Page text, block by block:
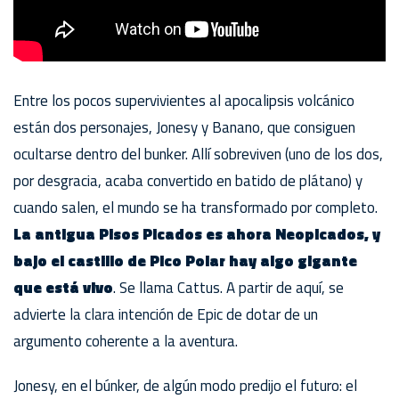
Entre los pocos supervivientes al apocalipsis volcánico
están dos personajes, Jonesy y Banano, que consiguen
ocultarse dentro del bunker. Allí sobreviven (uno de los dos,
por desgracia, acaba convertido en batido de plátano) y
cuando salen, el mundo se ha transformado por completo.
La antigua Pisos Picados es ahora Neopicados, y
bajo el castillo de Pico Polar hay algo gigante
que está vivo. Se llama Cattus. A partir de aquí, se
advierte la clara intención de Epic de dotar de un
argumento coherente a la aventura.
Jonesy, en el búnker, de algún modo predijo el futuro: el